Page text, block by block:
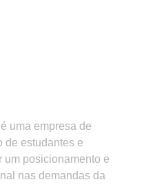
uma empresa de
de estudantes e
um posicionamento e
nas demandas da